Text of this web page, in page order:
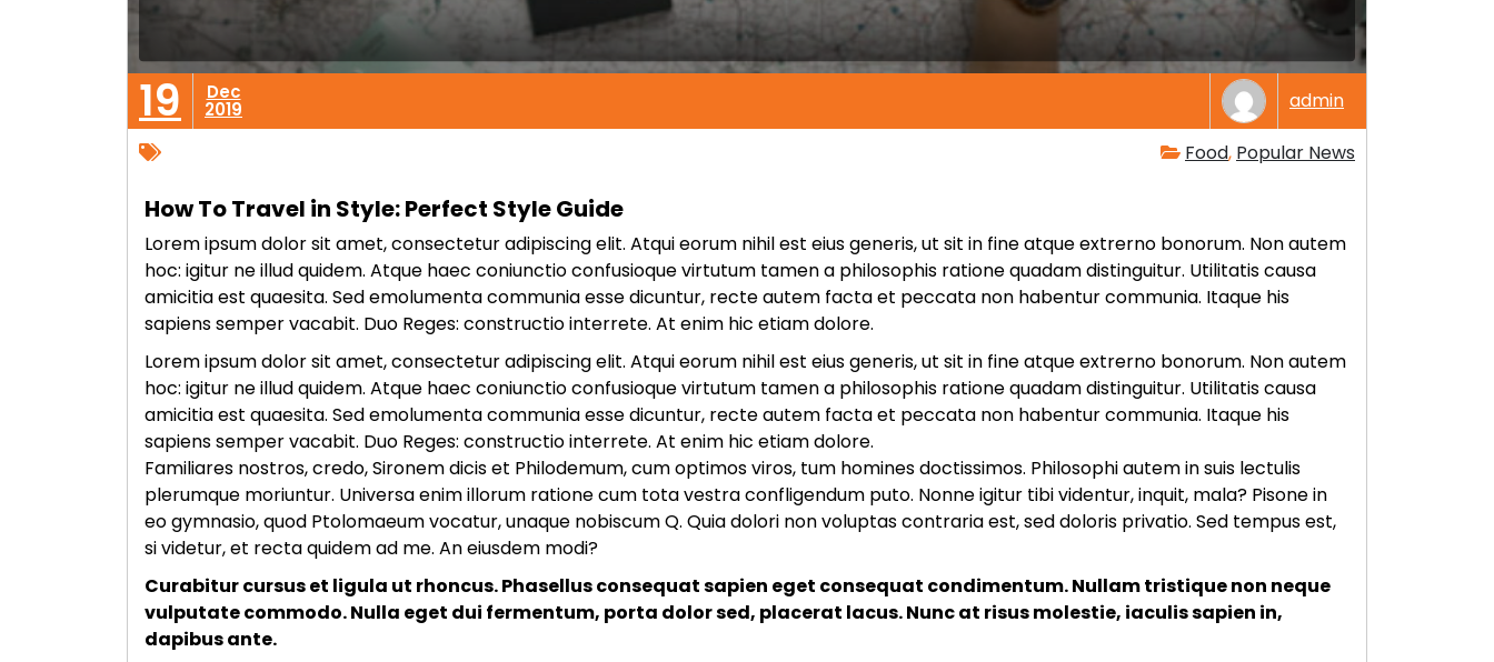
19 Dec
2019 admin
Food, Popular News
How To Travel in Style: Perfect Style Guide
Lorem ipsum dolor sit amet, consectetur adipiscing elit. Atqui eorum nihil est eius generis, ut sit in fine atque extrerno bonorum. Non autem
hoc: igitur ne illud quidem. Atque haec coniunctio confusioque virtutum tamen a philosophis ratione quadam distinguitur. Utilitatis causa
amicitia est quaesita. Sed emolumenta communia esse dicuntur, recte autem facta et peccata non habentur communia. Itaque his
sapiens semper vacabit. Duo Reges: constructio interrete. At enim hic etiam dolore.
Lorem ipsum dolor sit amet, consectetur adipiscing elit. Atqui eorum nihil est eius generis, ut sit in fine atque extrerno bonorum. Non autem
hoc: igitur ne illud quidem. Atque haec coniunctio confusioque virtutum tamen a philosophis ratione quadam distinguitur. Utilitatis causa
amicitia est quaesita. Sed emolumenta communia esse dicuntur, recte autem facta et peccata non habentur communia. Itaque his
sapiens semper vacabit. Duo Reges: constructio interrete. At enim hic etiam dolore.
Familiares nostros, credo, Sironem dicis et Philodemum, cum optimos viros, tum homines doctissimos. Philosophi autem in suis lectulis
plerumque moriuntur. Universa enim illorum ratione cum tota vestra confligendum puto. Nonne igitur tibi videntur, inquit, mala? Pisone in
eo gymnasio, quod Ptolomaeum vocatur, unaque nobiscum Q. Quia dolori non voluptas contraria est, sed doloris privatio. Sed tempus est,
si videtur, et recta quidem ad me. An eiusdem modi?
Curabitur cursus et ligula ut rhoncus. Phasellus consequat sapien eget consequat condimentum. Nullam tristique non neque
vulputate commodo. Nulla eget dui fermentum, porta dolor sed, placerat lacus. Nunc at risus molestie, iaculis sapien in,
dapibus ante.